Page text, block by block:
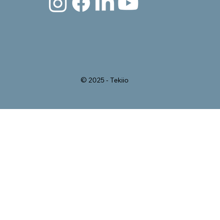
© 2025 - Tekiio